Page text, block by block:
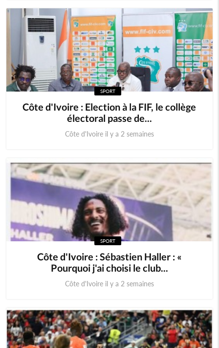
SPORT
Côte d'Ivoire : Election à la FIF, le collège
électoral passe de...
Côte d'Ivoire il y a 2 semaines
SPORT
Côte d'Ivoire : Sébastien Haller : «
Pourquoi j'ai choisi le club...
Côte d'Ivoire il y a 2 semaines